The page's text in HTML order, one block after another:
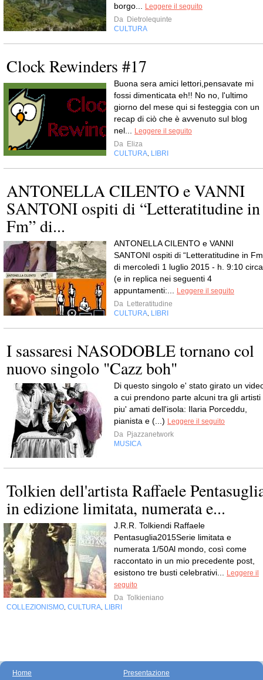
borgo...
Leggere il seguito
Da Dietrolequinte
CULTURA
Clock Rewinders #17
Buona sera amici lettori,pensavate mi
fossi dimenticata eh!! No no, l'ultimo
giorno del mese qui si festeggia con un
recap di ciò che è avvenuto sul blog
nel...
Leggere il seguito
Da Eliza
CULTURA LIBRI
ANTONELLA CILENTO e VANNI
SANTONI ospiti di “Letteratitudine in
Fm” di...
ANTONELLA CILENTO e VANNI
SANTONI ospiti di “Letteratitudine in
di mercoledì 1 luglio 2015 - h. 9:10 circa
(e in replica nei seguenti 4
appuntamenti:...
Leggere il seguito
Da Letteratitudine
CULTURA LIBRI
I sassaresi NASODOBLE tornano col
nuovo singolo "Cazz boh"
Di questo singolo e' stato girato un
a cui prendono parte alcuni tra gli artisti
piu' amati dell'isola: Ilaria Porceddu,
pianista e (...) Leggere il seguito
Da Pjazzanetwork
MUSICA
Tolkien dell'artista Raffaele
in edizione limitata, numerata e...
J.R.R. Tolkiendi Raffaele
Pentasuglia2015Serie limitata e
numerata 1/50Al mondo, così come
raccontato in un mio precedente post,
esistono tre busti celebrativi...
Leggere il
seguito
Da Tolkieniano
COLLEZIONISMO CULTURA LIBRI
Home
Presentazione